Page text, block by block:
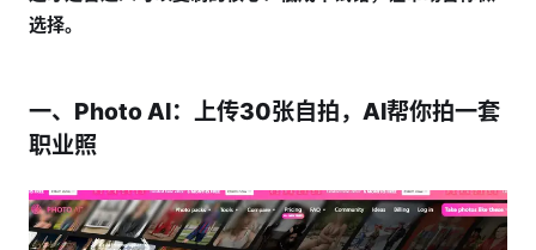
选择。
一、Photo AI：上传30张自拍，AI帮你拍一套
职业照